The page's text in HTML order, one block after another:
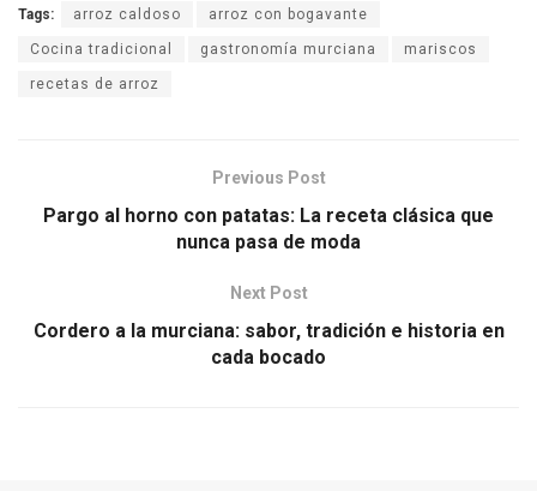
Tags: arroz caldoso arroz con bogavante
Cocina tradicional gastronomía murciana mariscos
recetas de arroz
Previous Post
Pargo al horno con patatas: La receta clásica que
nunca pasa de moda
Next Post
Cordero a la murciana: sabor, tradición e historia en
cada bocado